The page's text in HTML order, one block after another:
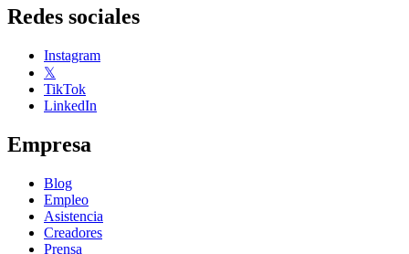
Redes sociales
Instagram
𝕏
TikTok
LinkedIn
Empresa
Blog
Empleo
Asistencia
Creadores
Prensa